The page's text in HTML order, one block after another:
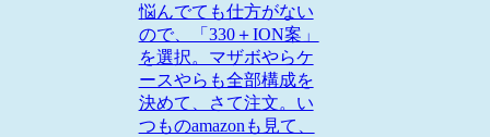
悩んでても仕方がない
ので、「330＋ION案」
を選択。マザボやらケ
ースやらも全部構成を
決めて、さて注文。い
つものamazonも見て、